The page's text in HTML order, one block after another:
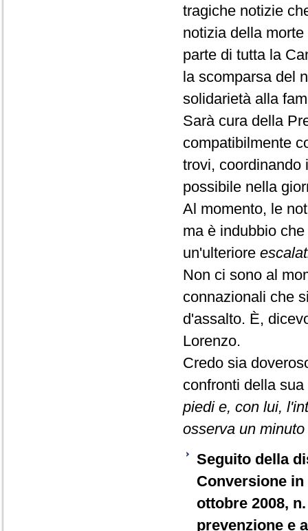
tragiche notizie
notizia della
parte di tutta la
la scomparsa del
solidarietà alla
Sarà cura della
compatibilmente
trovi, coordinando
possibile nella
Al momento, le
ma è indubbio
un'ulteriore
Non ci sono al
connazionali che
d'assalto. È,
Lorenzo.
Credo sia
confronti della
piedi e, con lui,
osserva un
Seguito della
Conversione
ottobre 2008,
prevenzione e